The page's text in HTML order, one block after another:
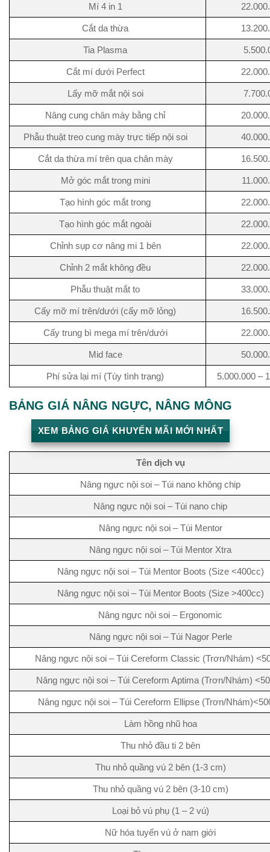
Mí 4 in 1
Cắt da thừa
Tia Plasma
Cắt mí dưới Perfect
Lấy mỡ mắt nội soi
Nâng cung chân mày bằng chỉ
Phẫu thuật treo cung mày trực tiếp nội soi
Cắt da thừa mí trên qua chân mày
Mở góc mắt trong mini
Tạo hình góc mắt trong
Tạo hình góc mắt ngoài
Chỉnh sụp cơ nâng mi 1 bên
Chỉnh 2 mắt không đều
Phẫu thuật mắt to
Cấy mỡ mí trên/dưới (cấy mỡ lỏng)
Cấy trung bì mega mí trên/dưới
Mid face
Phí sửa lại mí (Tùy tình trạng) 5.000.000 –
BẢNG GIÁ NÂNG NGỰC, NÂNG MÔNG
XEM BẢNG GIÁ KHUYẾN MÃI MỚI NHẤT
Tên dịch vụ
Nâng ngực nội soi – Túi nano không chip
Nâng ngực nội soi – Túi nano chip
Nâng ngực nội soi – Túi Mentor
Nâng ngực nội soi – Túi Mentor Xtra
Nâng ngực nội soi – Túi Mentor Boots (Size <400cc)
Nâng ngực nội soi – Túi Mentor Boots (Size >400cc)
Nâng ngực nội soi – Ergonomic
Nâng ngực nội soi – Túi Nagor Perle
Nâng ngực nội soi – Túi Cereform Classic (Trơn/Nhám)
Nâng ngực nội soi – Túi Cereform Aptima (Trơn/Nhám)
Nâng ngực nội soi – Túi Cereform Ellipse (Trơn/
Làm hồng nhũ hoa
Thu nhỏ đầu ti 2 bên
Thu nhỏ quầng vú 2 bên (1-3 cm)
Thu nhỏ quầng vú 2 bên (3-10 cm)
Loại bỏ vú phụ (1 – 2 vú)
Nữ hóa tuyến vú ở nam giới